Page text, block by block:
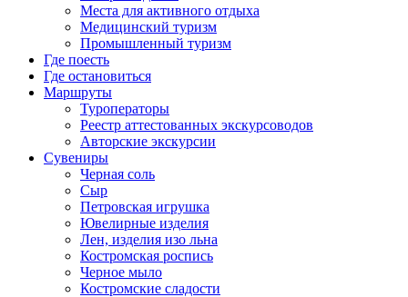
Места для активного отдыха
Медицинский туризм
Промышленный туризм
Где поесть
Где остановиться
Маршруты
Туроператоры
Реестр аттестованных экскурсоводов
Авторские экскурсии
Сувениры
Черная соль
Сыр
Петровская игрушка
Ювелирные изделия
Лен, изделия изо льна
Костромская роспись
Черное мыло
Костромские сладости